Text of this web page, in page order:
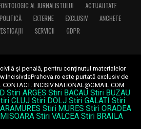
AL JURNALISTULUI
ACTUALITATE
POLITICĂ EXTERNE EXCLUSIV
ANCHETE
SERVICII GDPR
și penală, pentru conținutul materialelor
este purtată exclusiv de
CONTACT: INCISIV.NATIONAL@GMAIL.COM
Stiri ARGES Stiri BACAU Stiri BUZAU
CLUJ Stiri DOLJ Stiri GALATI Stiri
Stiri MURES Stiri ORADEA
Stiri VALCEA Stiri BRAILA